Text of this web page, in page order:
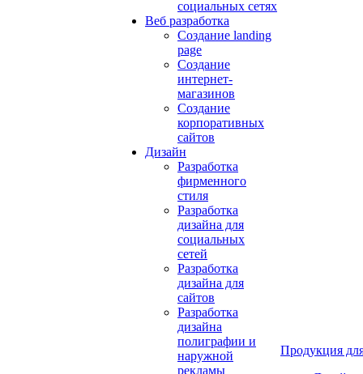
социальных сетях
Веб разработка
Создание landing
page
Создание
интернет-
магазинов
Создание
корпоративных
сайтов
Дизайн
Разработка
фирменного
стиля
Разработка
дизайна для
социальных
сетей
Разработка
дизайна для
сайтов
Разработка
дизайна
полиграфии и
наружной
рекламы
Продукция